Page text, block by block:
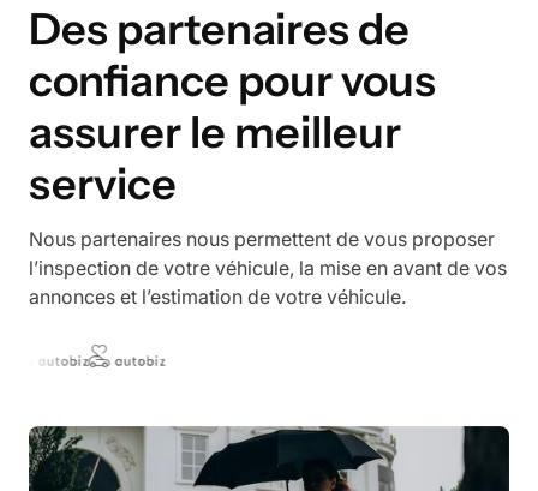
Des partenaires de
confiance pour vous
assurer le meilleur
service
Nous partenaires nous permettent de vous proposer
l’inspection de votre véhicule, la mise en avant de vos
annonces et l’estimation de votre véhicule.